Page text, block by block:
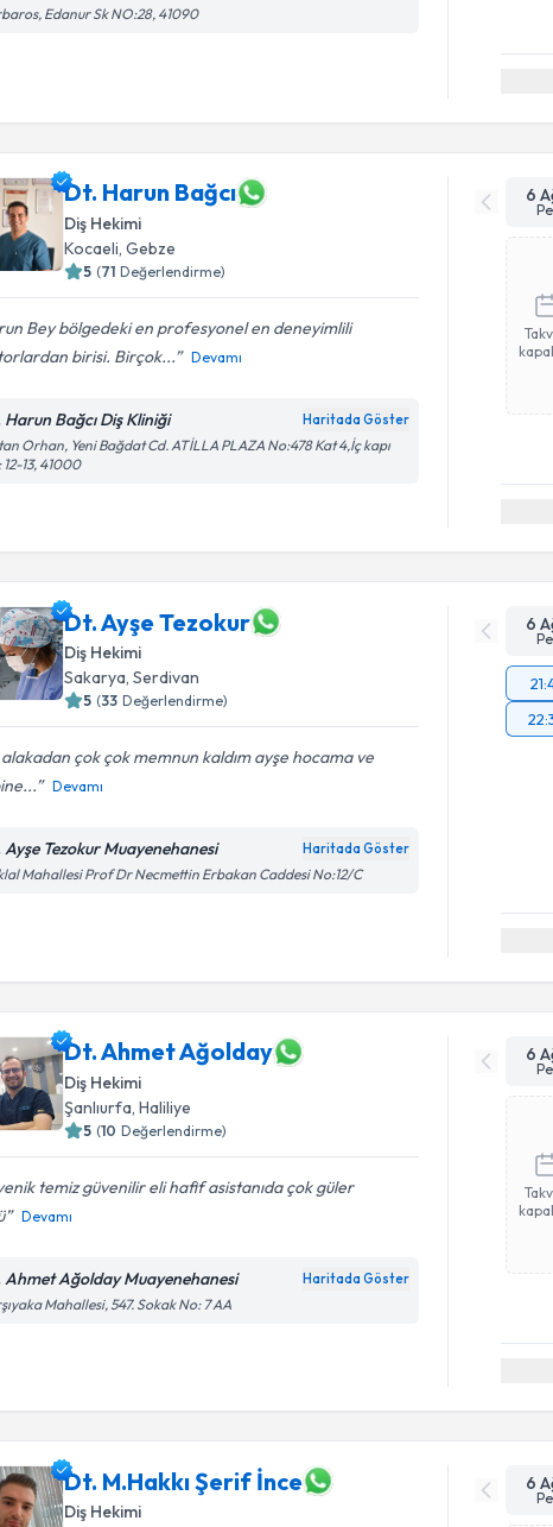
Edanur Sk NO:28, 41090
Dt. Harun Bağcı
Diş Hekimi
Kocaeli , Gebze
5 (71 Değerlendirme)
Bey bölgedeki en profesyonel en deneyimlili
birisi. Birçok...
Devamı
Harun Bağcı Diş Kliniği Haritada Göster
Orhan, Yeni Bağdat Cd. ATİLLA PLAZA No:478 Kat 4,İç kapı
12-13, 41000
6
Dt. Ayşe Tezokur
Diş Hekimi
Sakarya, Serdivan
5 (33 Değerlendirme)
çok çok memnun kaldım ayşe hocama ve
Devamı
Ayşe Tezokur Muayenehanesi Haritada Göster
Mahallesi Prof Dr Necmettin Erbakan Caddesi No:12/C
6
Dt. Ahmet Ağolday
Diş Hekimi
Şanlıurfa , Haliliye
5 (10 Değerlendirme)
temiz güvenilir eli hafif asistanıda çok güler
Devamı
Ahmet Ağolday Muayenehanesi Haritada Göster
Mahallesi, 547. Sokak No: 7 AA
6
Dt. M.Hakkı Şerif İnce
Diş Hekimi
6